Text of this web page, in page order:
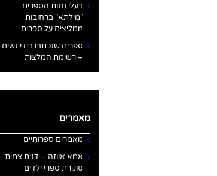
בעלי חנות הספרים
"מילתא" ברחובות
ממליצים על ספרים
ספרים שנכתבו בידי נשים
– רשימת המלצות
מאמרים
מאמרים ספרותיים
אמא אווזה – דנית צמית
סוקרת ספרי ילדים